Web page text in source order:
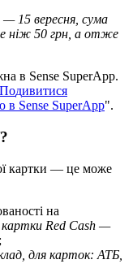
— 15 вересня сума
е ніж 50 грн а отже
на в Sense SuperApp.
Подивитися
в Sense SuperApp".
?
ї картки — це може
ваності на
картки Red Cash —
;
лад для карток: АТБ